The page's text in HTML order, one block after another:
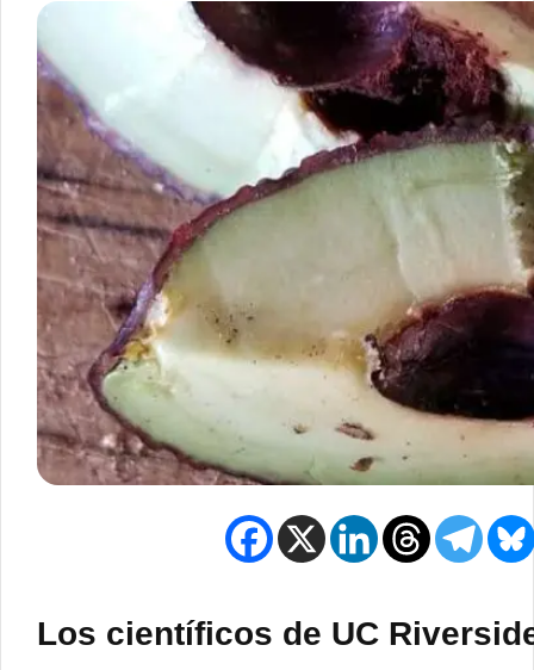
Los científicos de UC